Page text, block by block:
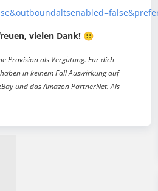
reuen, vielen Dank! 🙂
Provision als Vergütung. Für dich
in keinem Fall Auswirkung auf
und das Amazon PartnerNet. Als